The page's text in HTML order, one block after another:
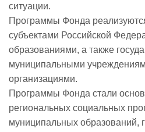
ситуации.
Программы Фонда
субъектами Российской
образованиями, а также
муниципальными
организациями.
Программы Фонда стали
региональных социальных
муниципальных образований,